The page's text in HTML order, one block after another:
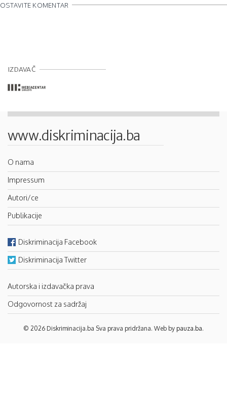
OSTAVITE KOMENTAR
IZDAVAČ
www.diskriminacija.ba
O nama
Impressum
Autori/ce
Publikacije
Diskriminacija Facebook
Diskriminacija Twitter
Autorska i izdavačka prava
Odgovornost za sadržaj
© 2026 Diskriminacija.ba Sva prava pridržana. Web by pauza.ba.